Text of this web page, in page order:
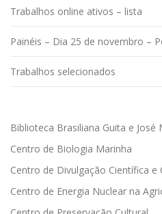
Trabalhos online ativos – lista
Painéis – Dia 25 de novembro –
Trabalhos selecionados
Biblioteca Brasiliana Guita e José
Centro de Biologia Marinha
Centro de Divulgação Científica e
Centro de Energia Nuclear na